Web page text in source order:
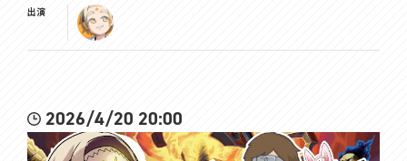
出演
2026/4/20 20:00